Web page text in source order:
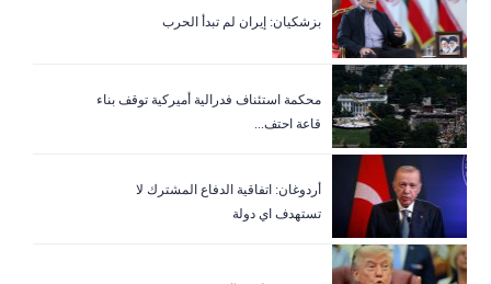
بزشكيان: إيران لم تبدأ الحرب
‏محكمة استئناف فدرالية أميركية توقف بناء
قاعة احتف...
أردوغان: اتفاقية الدفاع المشترك لا
تستهدف اي دولة